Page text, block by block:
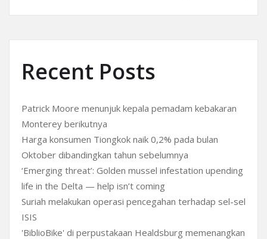
Recent Posts
Patrick Moore menunjuk kepala pemadam kebakaran
Monterey berikutnya
Harga konsumen Tiongkok naik 0,2% pada bulan
Oktober dibandingkan tahun sebelumnya
‘Emerging threat’: Golden mussel infestation upending
life in the Delta — help isn’t coming
Suriah melakukan operasi pencegahan terhadap sel-sel
ISIS
'BiblioBike' di perpustakaan Healdsburg memenangkan